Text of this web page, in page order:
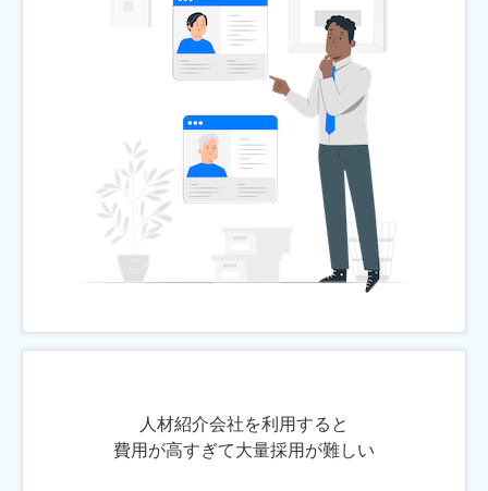
人材紹介会社を利用すると
費用が高すぎて大量採用が難しい